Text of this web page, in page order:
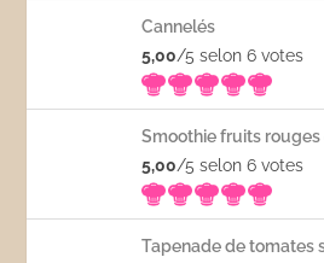
Cannelés
5,00/5 selon 6votes
Smoothie fruits
5,00/5 selon 6votes
Tapenade de tomates